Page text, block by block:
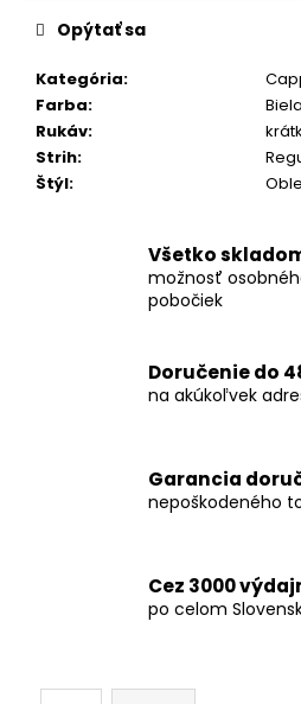
Kategória:
Farba:
Biela
Rukáv:
Strih:
Štýl:
Opýtať sa
Všetko
možnosť
pobočiek
Doručenie do
na akúkoľvek
Garancia
nepoškodeného
Cez 3000
po celom
ú
č
a
m
e